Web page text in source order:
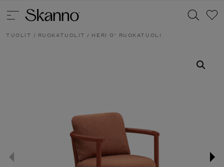
TUOLIT / RUOKATUOLIT / HERI O’ RUOKATUOLI